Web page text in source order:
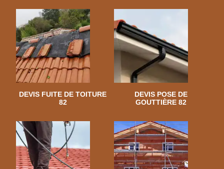
DEVIS FUITE DE TOITURE
82
DEVIS POSE DE
GOUTTIÈRE 82